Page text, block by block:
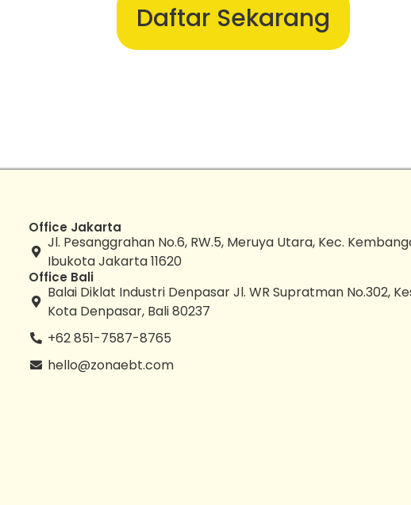
Daftar Sekarang
Office Jakarta
Jl. Pesanggrahan No.6, RW.5, Meruya Utara, Kec.
Ibukota Jakarta 11620
Office Bali
Balai Diklat Industri Denpasar Jl. WR Supratman No.302,
Kota Denpasar, Bali 80237
+62 851-7587-8765
hello@zonaebt.com